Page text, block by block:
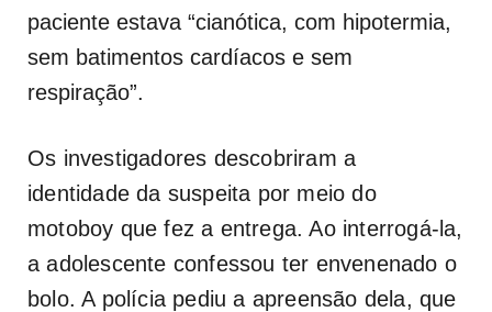
paciente estava “cianótica, com hipotermia,
sem batimentos cardíacos e sem
respiração”.
Os investigadores descobriram a
identidade da suspeita por meio do
motoboy que fez a entrega. Ao interrogá-la,
a adolescente confessou ter envenenado o
bolo. A polícia pediu a apreensão dela, que